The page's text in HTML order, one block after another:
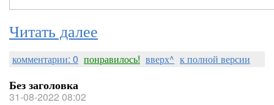
Читать далее
комментарии: 0 понравилось! вверх^ к полной версии
Без заголовка
31-08-2022 08:02